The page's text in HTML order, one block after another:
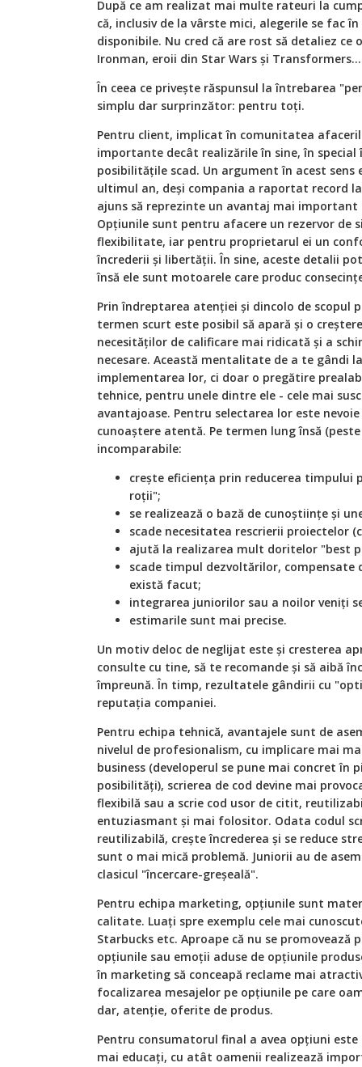
După ce am realizat mai multe rateuri la
că, inclusiv de la vârste mici, alegerile se fac
disponibile. Nu cred că are rost să detaliez
Ironman, eroii din Star Wars și Transformers…
În ceea ce privește răspunsul la întrebarea
simplu dar surprinzător: pentru toți.
Pentru client, implicat în comunitatea
importante decât realizările în sine, în special
posibilitățile scad. Un argument în acest
ultimul an, deși compania a raportat record
ajuns să reprezinte un avantaj mai important
Opțiunile sunt pentru afacere un rezervor de
flexibilitate, iar pentru proprietarul ei un
încrederii și libertății. În sine, aceste detalii
însă ele sunt motoarele care produc
Prin îndreptarea atenției și dincolo de scopul
termen scurt este posibil să apară și o
necesităților de calificare mai ridicată și a
necesare. Această mentalitate de a te gândi
implementarea lor, ci doar o pregătire
tehnice, pentru unele dintre ele - cele mai
avantajoase. Pentru selectarea lor este
cunoaștere atentă. Pe termen lung însă
incomparabile:
crește eficiența prin reducerea timpului
roții";
se realizează o bază de cunoștiințe și
scade necesitatea rescrierii proiectelor
ajută la realizarea mult doritelor "best
scade timpul dezvoltărilor, compensate
există facut;
integrarea juniorilor sau a noilor veniți
estimarile sunt mai precise.
Un motiv deloc de neglijat este și cresterea
consulte cu tine, să te recomande și să aibă
împreună. În timp, rezultatele gândirii cu
reputația companiei.
Pentru echipa tehnică, avantajele sunt de
nivelul de profesionalism, cu implicare mai
business (developerul se pune mai concret în
posibilități), scrierea de cod devine mai
flexibilă sau a scrie cod usor de citit,
entuziasmant și mai folositor. Odata codul
reutilizabilă, crește încrederea și se reduce
sunt o mai mică problemă. Juniorii au de
clasicul "încercare-greșeală".
Pentru echipa marketing, opțiunile sunt
calitate. Luați spre exemplu cele mai
Starbucks etc. Aproape că nu se promovează
opțiunile sau emoții aduse de opțiunile
în marketing să conceapă reclame mai
focalizarea mesajelor pe opțiunile pe care
dar, atenție, oferite de produs.
Pentru consumatorul final a avea opțiuni
mai educați, cu atât oamenii realizează